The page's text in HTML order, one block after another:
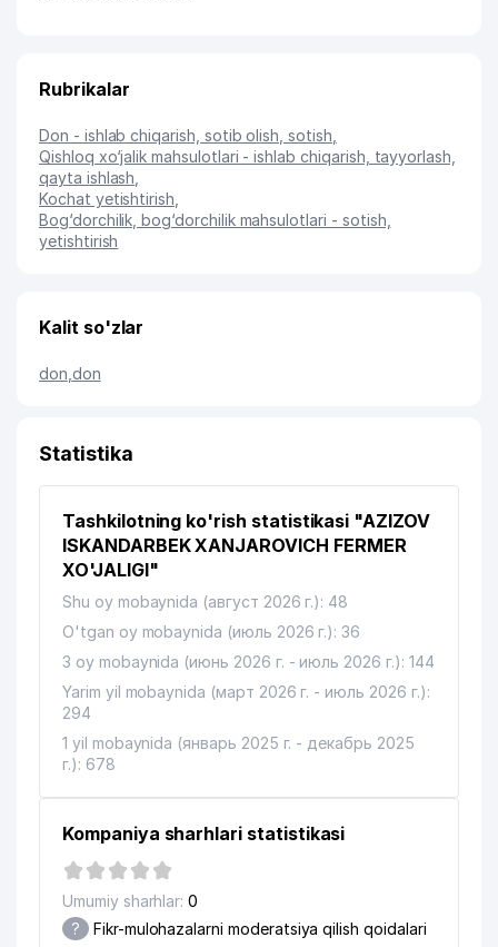
Rubrikalar
Don - ishlab chiqarish, sotib olish, sotish
Qishloq xo‘jalik mahsulotlari - ishlab chiqarish, tayyorlash,
qayta ishlash
Kochat yetishtirish
Bog‘dorchilik, bog‘dorchilik mahsulotlari - sotish,
yetishtirish
Kalit so'zlar
don don
Statistika
Tashkilotning ko'rish statistikasi "AZIZOV
ISKANDARBEK XANJAROVICH FERMER
XO'JALIGI"
Shu oy mobaynida (август 2026 г.): 48
O'tgan oy mobaynida (июль 2026 г.): 36
3 oy mobaynida (июнь 2026 г. - июль 2026 г.): 144
Yarim yil mobaynida (март 2026 г. - июль 2026 г.):
294
1 yil mobaynida (январь 2025 г. - декабрь 2025
г.): 678
Kompaniya sharhlari statistikasi
Umumiy sharhlar: 0
? Fikr-mulohazalarni moderatsiya qilish qoidalari